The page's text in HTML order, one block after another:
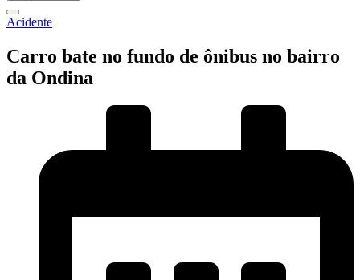
Acidente
Carro bate no fundo de ônibus no bairro
da Ondina